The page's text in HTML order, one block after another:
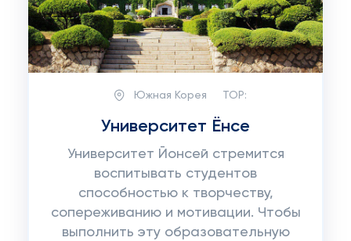
Южная Корея TOP:
Университет Ёнсе
Университет Йонсей стремится
воспитывать студентов
способностью к творчеству,
сопереживанию и мотивации. Чтобы
выполнить эту образовательную